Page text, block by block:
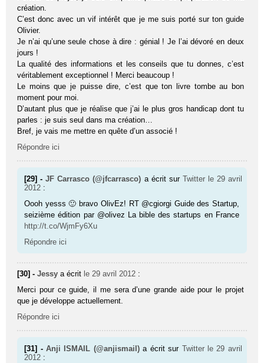
création.
C’est donc avec un vif intérêt que je me suis porté sur ton guide
Olivier.
Je n’ai qu’une seule chose à dire : génial ! Je l’ai dévoré en deux
jours !
La qualité des informations et les conseils que tu donnes, c’est
véritablement exceptionnel ! Merci beaucoup !
Le moins que je puisse dire, c’est que ton livre tombe au bon
moment pour moi.
D’autant plus que je réalise que j’ai le plus gros handicap dont tu
parles : je suis seul dans ma création…
Bref, je vais me mettre en quête d’un associé !
Répondre ici
[29] -JF Carrasco (@jfcarrasco) a écrit sur Twitter le 29 avril
2012 :
Oooh yesss 🙂 bravo OlivEz! RT @cgiorgi Guide des Startup,
seizième édition par @olivez La bible des startups en France
http://t.co/WjmFy6Xu
Répondre ici
[30] -Jessy a écrit le 29 avril 2012 :
Merci pour ce guide, il me sera d’une grande aide pour le projet
que je développe actuellement.
Répondre ici
[31] -Anji ISMAIL (@anjismail) a écrit sur Twitter le 29 avril
2012 :